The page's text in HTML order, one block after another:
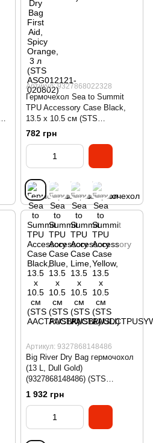
Артикул: 9327868022328
Гермочехол Sea to Summit
TPU Accessory Case Black,
13.5 х 10.5 см (STS
AACTPUSBK)
782 грн
Артикул: 9327868148486
Big River Dry Bag гермочохол
(13 L, Dull Gold)
(9327868148486) (STS
ASG012041-050312)
1 932 грн